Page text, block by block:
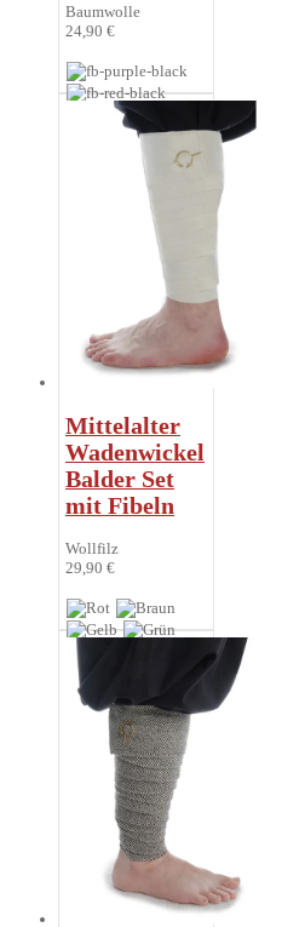
Baumwolle
24,90 €
Mittelalter
Wadenwickel
Balder Set
mit Fibeln
Wollfilz
29,90 €